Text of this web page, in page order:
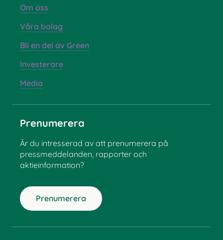
Om oss
Våra bolag
Bli en del av Green
Investerare
Media
Prenumerera
Är du intresserad av att prenumerera på
pressmeddelanden, rapporter och
aktieinformation?
Prenumerera